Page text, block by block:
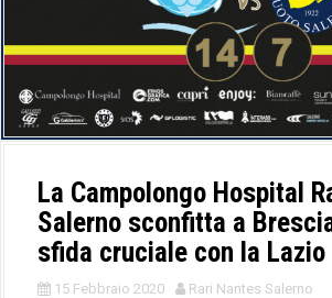
La Campolongo Hospital
Salerno sconfitta a
sfida cruciale con la Lazio
15 Febbraio 2020 Rari Nantes Salerno